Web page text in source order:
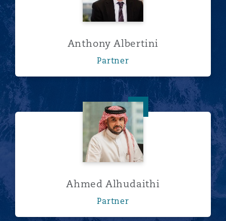
Anthony Albertini
Partner
Ahmed Alhudaithi
Ahmed Alhudaithi
Partner